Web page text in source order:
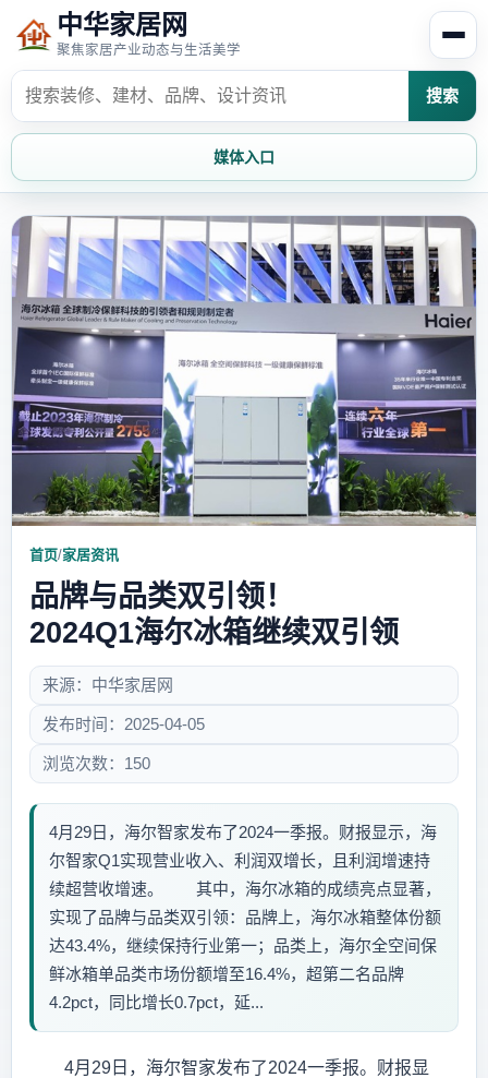
中华家居网
聚焦家居产业动态与生活美学
搜索
媒体入口
首页
家居风水 家居欣赏
时尚饰家
家具知识 家居文化
家装攻略 创意家居
首页/家居资讯
品牌与品类双引领！
2024Q1海尔冰箱继续双引领
来源：中华家居网
发布时间：2025-04-05
浏览次数：150
4月29日，海尔智家发布了2024一季报。财报显示，海
尔智家Q1实现营业收入、利润双增长，且利润增速持
续超营收增速。 其中，海尔冰箱的成绩亮点显著，
实现了品牌与品类双引领：品牌上，海尔冰箱整体份额
达43.4%，继续保持行业第一；品类上，海尔全空间保
鲜冰箱单品类市场份额增至16.4%，超第二名品牌
4.2pct，同比增长0.7pct，延...
4月29日，海尔智家发布了2024一季报。财报显